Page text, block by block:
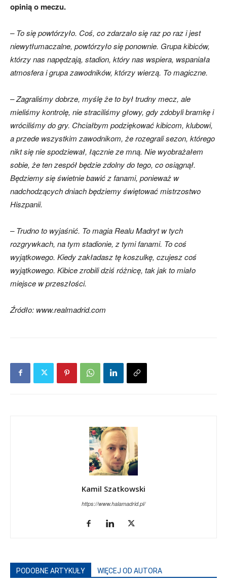
opinią o meczu.
– To się powtórzyło. Coś, co zdarzało się raz po raz i jest
niewytłumaczalne, powtórzyło się ponownie. Grupa kibiców,
którzy nas napędzają, stadion, który nas wspiera, wspaniała
atmosfera i grupa zawodników, którzy wierzą. To magiczne.
– Zagraliśmy dobrze, myślę że to był trudny mecz, ale
mieliśmy kontrolę, nie straciliśmy głowy, gdy zdobyli bramkę i
wróciliśmy do gry. Chciałbym podziękować kibicom, klubowi,
a przede wszystkim zawodnikom, że rozegrali sezon, którego
nikt się nie spodziewał, łącznie ze mną. Nie wyobrażałem
sobie, że ten zespół będzie zdolny do tego, co osiągnął.
Będziemy się świetnie bawić z fanami, ponieważ w
nadchodzących dniach będziemy świętować mistrzostwo
Hiszpanii.
– Trudno to wyjaśnić. To magia Realu Madryt w tych
rozgrywkach, na tym stadionie, z tymi fanami. To coś
wyjątkowego. Kiedy zakładasz tę koszulkę, czujesz coś
wyjątkowego. Kibice zrobili dziś różnicę, tak jak to miało
miejsce w przeszłości.
Źródło: www.realmadrid.com
Kamil Szatkowski
https://www.halamadrid.pl/
PODOBNE ARTYKUŁY WIĘCEJ OD AUTORA